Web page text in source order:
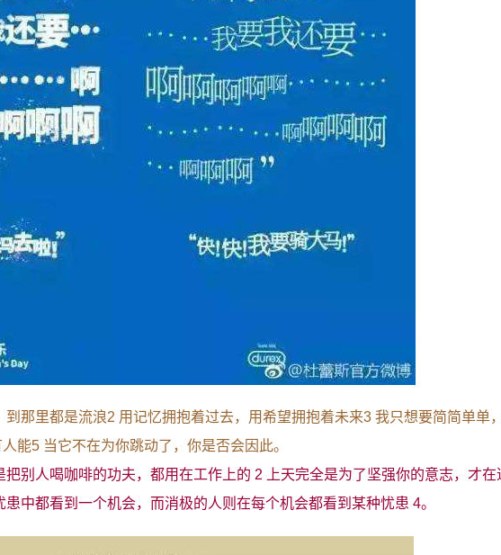
那里都是流浪2 用记忆拥抱着过去，用希望拥抱着未来3 我只想要简简单单
能5 当它不在为你跳动了，你是否会因此。
别人喝咖啡的功夫，都用在工作上的 2 上天完全是为了坚强你的意志，才在
中都看到一个机会，而消极的人则在每个机会都看到某种忧患 4。